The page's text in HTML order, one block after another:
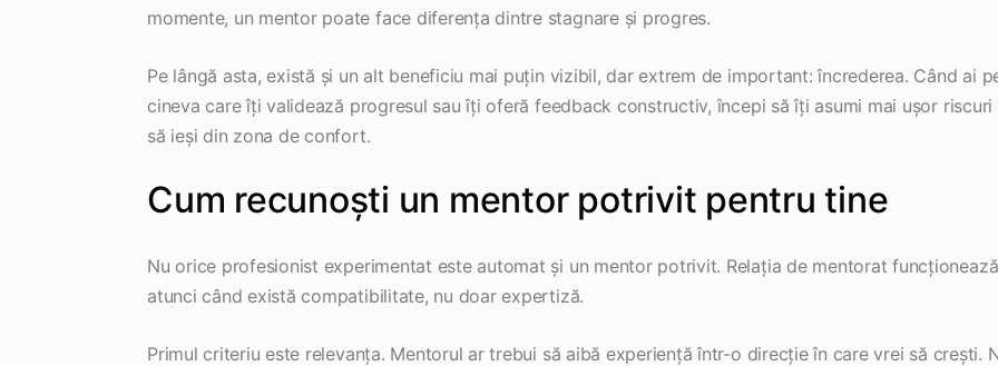
momente, un mentor poate face diferența dintre stagnare și progres.
Pe lângă asta, există și un alt beneficiu mai puțin vizibil, dar extrem de important: încrederea. Când ai
cineva care îți validează progresul sau îți oferă feedback constructiv, începi să îți asumi mai ușor riscuri
să ieși din zona de confort.
Cum recunoști un mentor potrivit pentru tine
Nu orice profesionist experimentat este automat și un mentor potrivit. Relația de mentorat funcționează
atunci când există compatibilitate, nu doar expertiză.
Primul criteriu este relevanța. Mentorul ar trebui să aibă experiență într-o direcție în care vrei să crești.